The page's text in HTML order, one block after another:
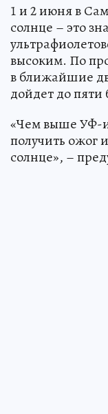
1 и 2 июня в
солнце – это
высоким. По
в ближайшие
дойдет до пяти
«Чем выше УФ-
получить ожог
солнце», –